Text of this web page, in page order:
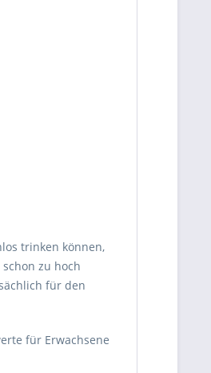
trinken können,
zu hoch
für den
für Erwachsene